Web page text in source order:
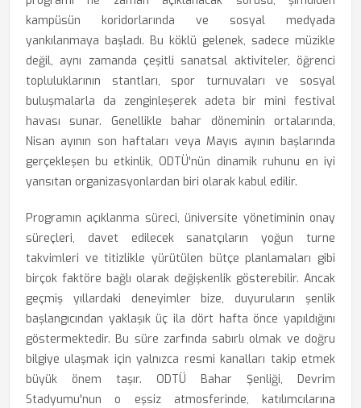
kampüsün koridorlarında ve sosyal medyada
yankılanmaya başladı. Bu köklü gelenek, sadece müzikle
değil, aynı zamanda çeşitli sanatsal aktiviteler, öğrenci
topluluklarının stantları, spor turnuvaları ve sosyal
buluşmalarla da zenginleşerek adeta bir mini festival
havası sunar. Genellikle bahar döneminin ortalarında,
Nisan ayının son haftaları veya Mayıs ayının başlarında
gerçekleşen bu etkinlik, ODTÜ'nün dinamik ruhunu en iyi
yansıtan organizasyonlardan biri olarak kabul edilir.
Programın açıklanma süreci, üniversite yönetiminin onay
süreçleri, davet edilecek sanatçıların yoğun turne
takvimleri ve titizlikle yürütülen bütçe planlamaları gibi
birçok faktöre bağlı olarak değişkenlik gösterebilir. Ancak
geçmiş yıllardaki deneyimler bize, duyuruların şenlik
başlangıcından yaklaşık üç ila dört hafta önce yapıldığını
göstermektedir. Bu süre zarfında sabırlı olmak ve doğru
bilgiye ulaşmak için yalnızca resmi kanalları takip etmek
büyük önem taşır. ODTÜ Bahar Şenliği, Devrim
Stadyumu'nun o eşsiz atmosferinde, katılımcılarına